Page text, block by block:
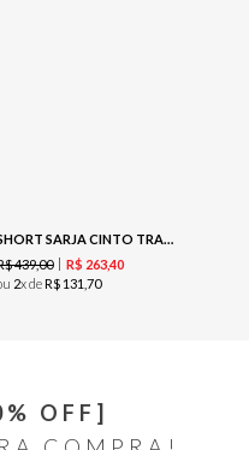
SHORT SARJA CINTO TRANÇADO - GELO
439,00 R$ 26340
2x deR$ 131 70
OFF]